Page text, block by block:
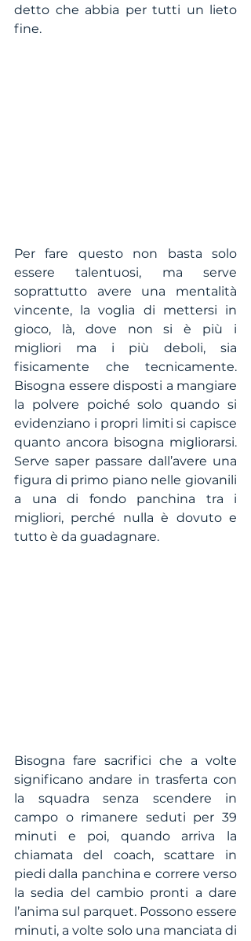
detto che abbia per tutti un lieto
fine.
Per fare questo non basta solo
essere talentuosi, ma serve
soprattutto avere una mentalità
vincente, la voglia di mettersi in
gioco, là, dove non si è più i
migliori ma i più deboli, sia
fisicamente che tecnicamente.
Bisogna essere disposti a mangiare
la polvere poiché solo quando si
evidenziano i propri limiti si capisce
quanto ancora bisogna migliorarsi.
Serve saper passare dall’avere una
figura di primo piano nelle giovanili
a una di fondo panchina tra i
migliori, perché nulla è dovuto e
tutto è da guadagnare.
Bisogna fare sacrifici che a volte
significano andare in trasferta con
la squadra senza scendere in
campo o rimanere seduti per 39
minuti e poi, quando arriva la
chiamata del coach, scattare in
piedi dalla panchina e correre verso
la sedia del cambio pronti a dare
l’anima sul parquet. Possono essere
minuti, a volte solo una manciata di